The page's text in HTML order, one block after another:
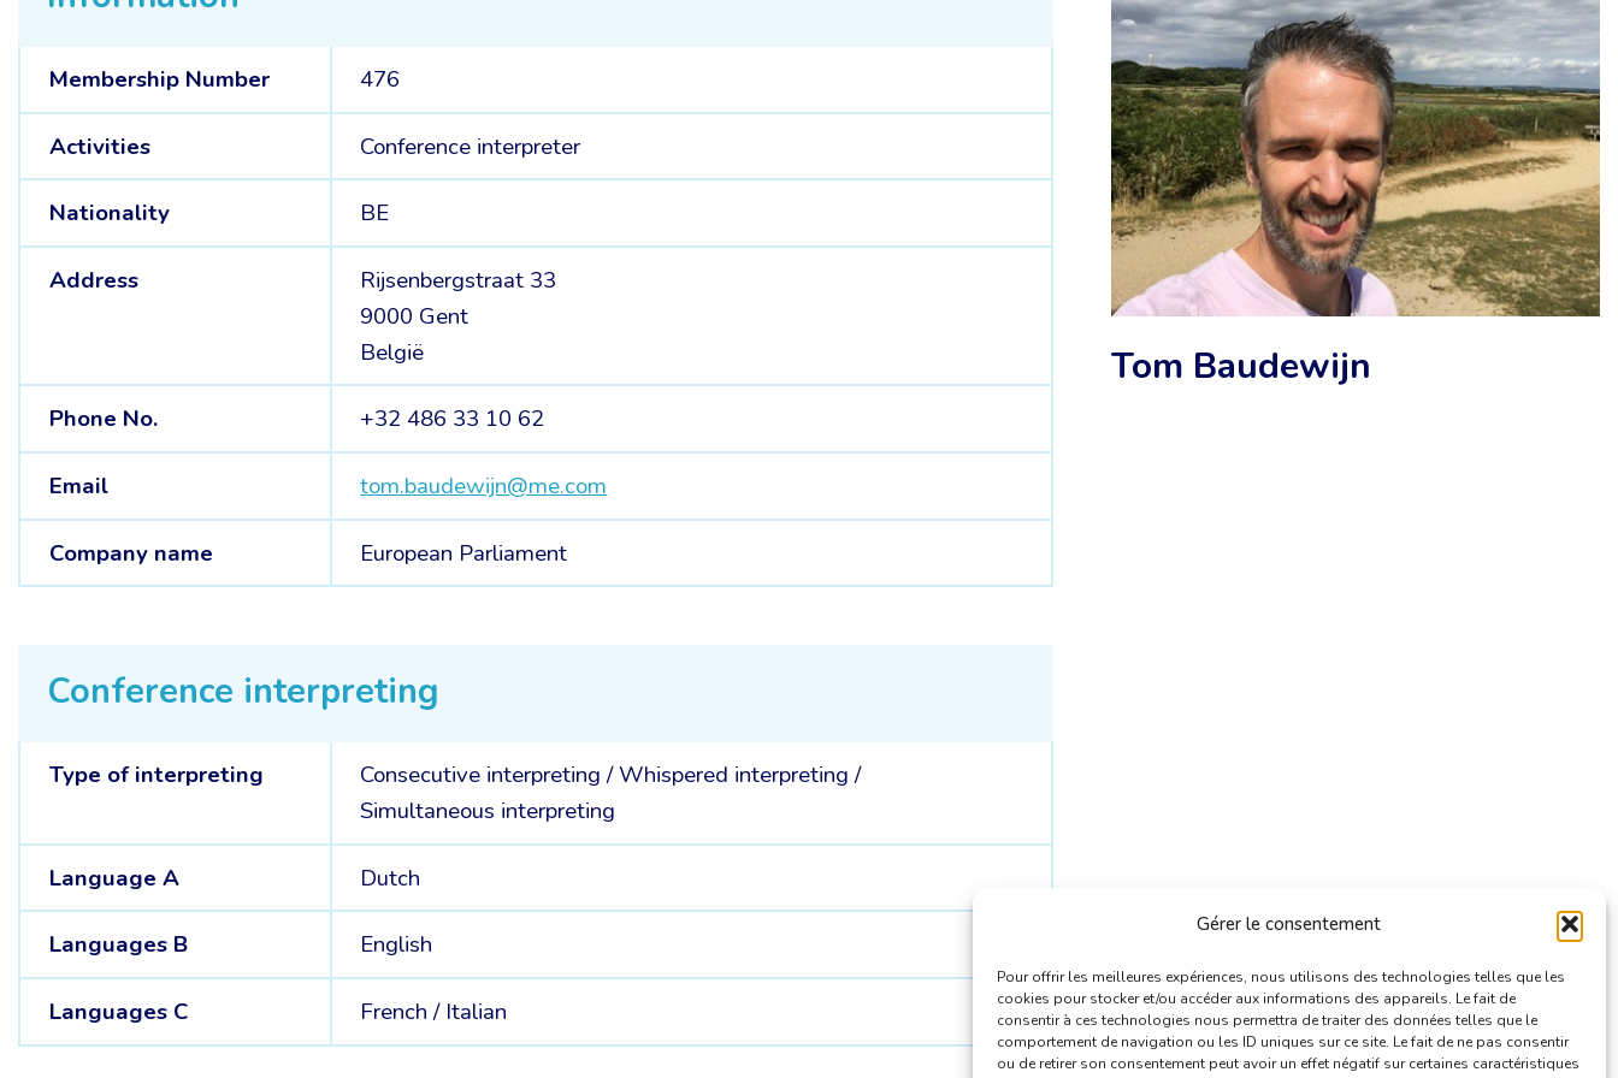
Gérer le consentement
Pour offrir les meilleures expériences, nous utilisons des technologies telles que les
cookies pour stocker et/ou accéder aux informations des appareils. Le fait de
consentir à ces technologies nous permettra de traiter des données telles que le
comportement de navigation ou les ID uniques sur ce site. Le fait de ne pas consentir
ou de retirer son consentement peut avoir un effet négatif sur certaines caractéristiques
Membership Number 476
Activities Conference interpreter
Nationality BE
Address
Rijsenbergstraat 33
9000 Gent
België
Phone No. +32 486 33 10 62
Email tom.baudewijn@me.com
Company name European Parliament
Conference interpreting
Type of interpreting Consecutive interpreting/Whispered interpreting/
Simultaneous interpreting
Language A Dutch
Languages B English
Languages C French / Italian
Tom Baudewijn